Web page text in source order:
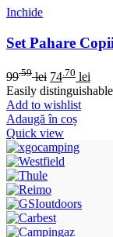
Inchide
Set Pahare
99.59 lei 74 .70 lei
Easily distinguishable
Add to wishlist
Adaugă în coș
Quick view